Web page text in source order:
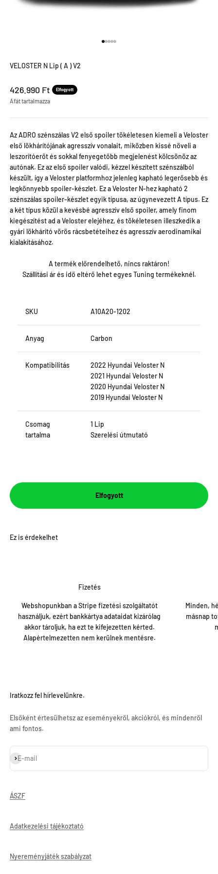
VELOSTER N Lip ( A ) V2
Leértékel ár
426.990 Ft Elfogyott
Áfát tartalmazza
Az ADRO szénszálas V2 első spoiler tökéletesen kiemeli a Veloster
első lökhárítójának agresszív vonalait, miközben kissé növeli a
leszorítóerőt és sokkal fenyegetőbb megjelenést kölcsönöz az
autónak. Ez az első spoiler valódi, kézzel készített szénszálból
készült, így a Veloster platformhoz jelenleg kapható legerősebb és
legkönnyebb spoiler-készlet. Ez a Veloster N-hez kapható 2
szénszálas spoiler-készlet egyik típusa, az úgynevezett A típus. Ez
a két típus közül a kevésbé agresszív első spoiler, amely finom
kiegészítést ad a Veloster elejéhez, és tökéletesen illeszkedik a
gyári lökhárító vörös rácsbetéteihez és agresszív aerodinamikai
kialakításához.
A termék előrendelhető, nincs raktáron!
Szállítási ár és idő eltérő lehet egyes Tuning termékeknél.
SKU A10A20-1202
Anyag Carbon
Kompatibilitás
2022 Hyundai Veloster N
2021 Hyundai Veloster N
2020 Hyundai Veloster N
2019 Hyundai Veloster N
Csomag
tartalma
1 Lip
Szerelési útmutató
Elfogyott
Fizetés
Webshopunkban a Stripe fizetési szolgáltatót
használjuk, ezért bankkártya adataidat kizárólag
akkor tároljuk, ha ezt te kifejezetten kérted.
Alapértelmezetten nem kerülnek mentésre.
Minden,
másnap
Iratkozz fel hírlevelünkre.
Elsőként értesülhetsz az eseményekről, akciókról, és mindenről
ami fontos.
E-mail
Feliratkozás
ÁSZF
Adatkezelési tájékoztató
Nyereményjáték szabályzat